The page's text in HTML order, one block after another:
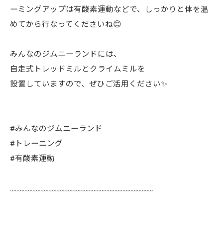
ーミングアップは有酸素運動などで、しっかりと体を温
めてから行なってくださいね😊
みんなのジムニーランドには、
自走式トレッドミルとクライムミルを
設置していますので、ぜひご活用ください✨
#みんなのジムニーランド
#トレーニング
#有酸素運動
﹏﹏﹏﹏﹏﹏﹏﹏﹏﹏﹏﹏﹏﹏﹏﹏﹏﹏